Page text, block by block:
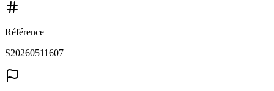
Référence
S20260511607